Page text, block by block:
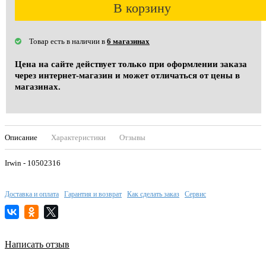
В корзину
Товар есть в наличии в 6 магазинах
Цена на сайте действует только при оформлении заказа
через интернет-магазин и может отличаться от цены в
магазинах.
Описание Характеристики Отзывы
Irwin - 10502316
Доставка и оплата Гарантия и возврат Как сделать заказ Сервис
Написать отзыв